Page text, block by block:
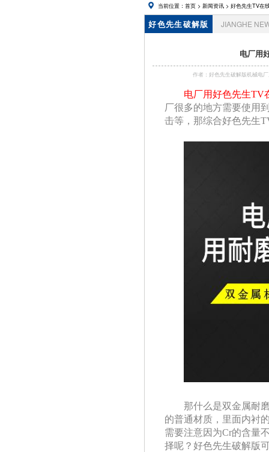
当前位置： 首页> 新闻资讯> 好色先生TV在
好色先生破解版
JIANGHE
电厂用
作者：好色先生破解版机械
电厂用好色先生TV
厂很多的地方需要使用到
击等，那综合好色先
那什么是双金属耐磨
的普通材质，里面内
需要注意因为Cr的含量不
择呢？好色先生破